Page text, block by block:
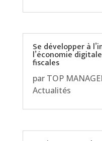
Se développer à
l’économie
fiscales
par TOP
Actualités